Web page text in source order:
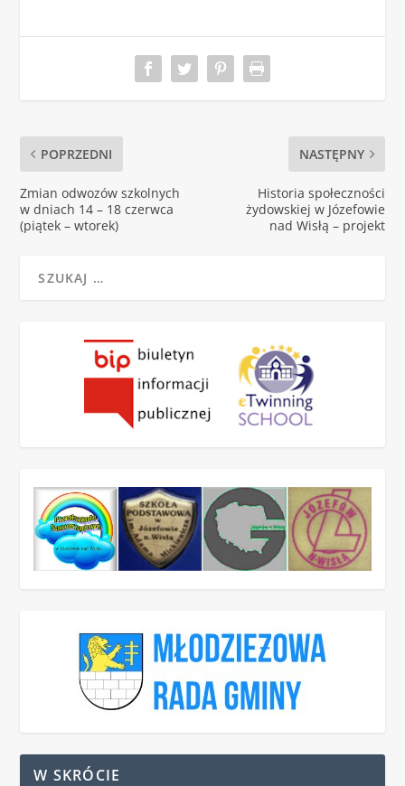
POPRZEDNI
Zmian odwozów szkolnych
w dniach 14 – 18 czerwca
(piątek – wtorek)
NASTĘPNY
Historia społeczności
żydowskiej w Józefowie
nad Wisłą – projekt
W SKRÓCIE